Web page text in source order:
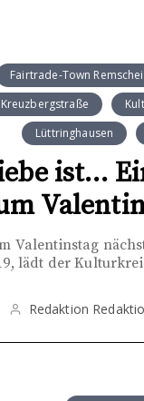
Fairtrade-Town
Kreuzbergstraße
Lüttringhausen
ist…
Valentinstag
lädt der
Redaktion